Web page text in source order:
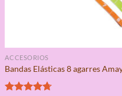
ACCESORIOS
Bandas Elásticas 8 agarres